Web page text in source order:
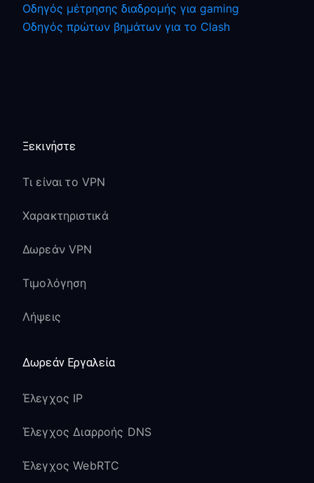
Οδηγός μέτρησης διαδρομής για gaming
Οδηγός πρώτων βημάτων για το Clash
Ξεκινήστε
Τι είναι το VPN
Χαρακτηριστικά
Δωρεάν VPN
Τιμολόγηση
Λήψεις
Δωρεάν Εργαλεία
Έλεγχος IP
Έλεγχος Διαρροής DNS
Έλεγχος WebRTC